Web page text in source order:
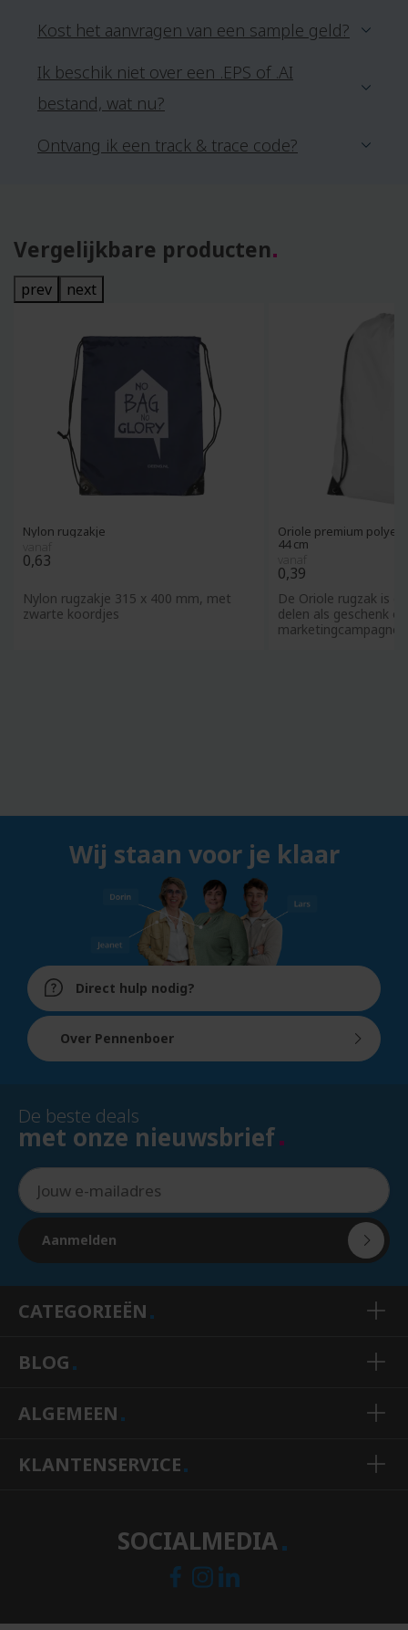
Kost het aanvragen van een sample geld?
Ik beschik niet over een .EPS of .AI
bestand, wat nu?
Ontvang ik een track & trace code?
Vergelijkbare producten
prev next
Nylon rugzakje
0,63
Nylon rugzakje 315 x 400 mm, met
zwarte koordjes
Oriole premium
44 cm
0,39
De Oriole rugzak is
delen als geschenk
marketingcampagne
Wij staan voor je klaar
Direct hulp nodig?
Over Pennenboer
De beste deals
met onze nieuwsbrief
Aanmelden
CATEGORIEËN
BLOG
ALGEMEEN
KLANTENSERVICE
SOCIALMEDIA